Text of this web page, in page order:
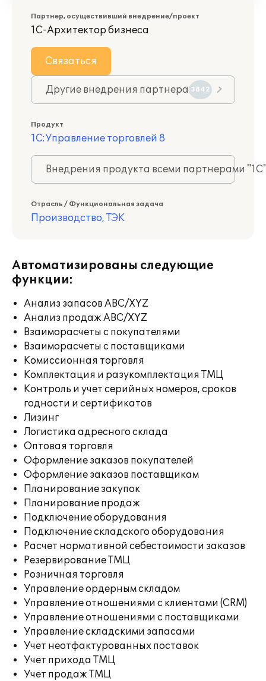
Партнер, осуществивший внедрение/проект
1С-Архитектор бизнеса
Связаться
Другие внедрения партнера 3842
Продукт
1С:Управление торговлей 8
Внедрения продукта всеми партнерами
Отрасль / Функциональная задача
Производство, ТЭК
Автоматизированы следующие
функции:
Анализ запасов ABC/XYZ
Анализ продаж ABC/XYZ
Взаиморасчеты с покупателями
Взаиморасчеты с поставщиками
Комиссионная торговля
Комплектация и разукомплектация ТМЦ
Контроль и учет серийных номеров, сроков
годности и сертификатов
Лизинг
Логистика адресного склада
Оптовая торговля
Оформление заказов покупателей
Оформление заказов поставщикам
Планирование закупок
Планирование продаж
Подключение оборудования
Подключение складского оборудования
Расчет нормативной себестоимости заказов
Резервирование ТМЦ
Розничная торговля
Управление ордерным складом
Управление отношениями с клиентами (CRM)
Управление отношениями с поставщиками
Управление складскими запасами
Учет неотфактурованных поставок
Учет прихода ТМЦ
Учет продаж ТМЦ